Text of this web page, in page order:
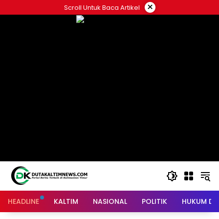
to
Scroll Untuk Baca Artikel ×
HEADLINE KALTIM NASIONAL POLITIK HUKUM